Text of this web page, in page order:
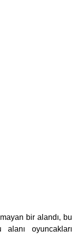
bir alandı, bu
oyuncakları